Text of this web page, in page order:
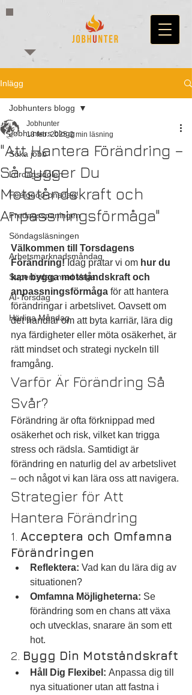
Inlägg
Jobhunters blogg
Söka jobb
Lördagsidolen
Feelgood-onsdag!
Fredagsspaningen
Söndagsläsningen
Arbetsmarknadsmåndag
Supertisdag med Vega
AI-Torsdag
Härliga Måndag
Jobhunters blogg
"Att Hantera Förändring –
Så Bygger Du
Motståndskraft och
Anpassningsförmåga"
Jobhunter
13 feb. 2025 2 min läsning
Välkommen till Torsdagens
Förändring! Idag pratar vi om hur du
kan bygga motståndskraft och
anpassningsförmåga för att hantera
förändringar i arbetslivet. Oavsett om
det handlar om att byta karriär, lära dig
nya färdigheter eller möta osäkerhet, är
rätt mindset och strategi nyckeln till
framgång.
Varför Är Förändring Så
Svår?
Förändring är ofta förknippad med
osäkerhet och risk, vilket kan trigga
stress och rädsla. Samtidigt är
förändring en naturlig del av arbetslivet
– och något vi kan lära oss att navigera.
Strategier för Att
Hantera Förändring
1. Acceptera och Omfamna
Förändringen
Reflektera: Vad kan du lära dig av
situationen?
Omfamna Möjligheterna: Se
förändring som en chans att växa
och utvecklas, snarare än som ett
hot.
2. Bygg Din Motståndskraft
Håll Dig Flexibel: Anpassa dig till
nya situationer utan att fastna i